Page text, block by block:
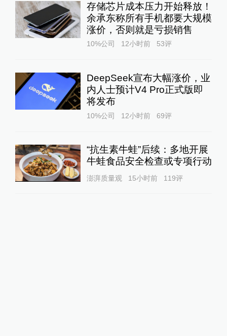
存储芯片成本压力开始释放！
余承东称所有手机都要大规模
涨价，否则就是亏损销售
10%公司 12小时前 53评
DeepSeek宣布大幅涨价，业
内人士预计V4 Pro正式版即
将发布
10%公司 12小时前 69评
“抗生素牛蛙”后续：多地开展
牛蛙食品安全检查或专项行动
澎湃质量观 15小时前 119评